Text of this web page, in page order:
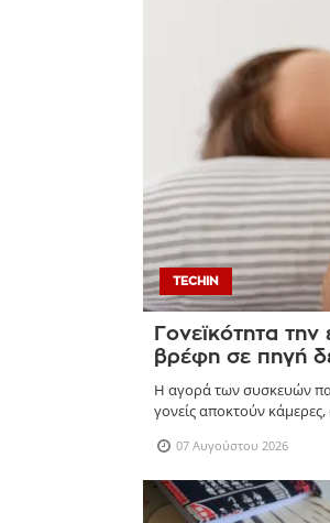
TECHIN
Γονεϊκότητα
βρέφη σε πηγή
Η αγορά των συσκευών
γονείς αποκτούν
07 Αυγούστου 2026